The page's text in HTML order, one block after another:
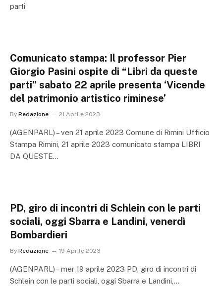
parti
Comunicato stampa: Il professor Pier
Giorgio Pasini ospite di “Libri da queste
parti” sabato 22 aprile presenta ‘Vicende
del patrimonio artistico riminese’
By Redazione 21 Aprile 2023
(AGENPARL) – ven 21 aprile 2023 Comune di Rimini Ufficio
Stampa Rimini, 21 aprile 2023 comunicato stampa LIBRI
DA QUESTE…
PD, giro di incontri di Schlein con le parti
sociali, oggi Sbarra e Landini, venerdì
Bombardieri
By Redazione 19 Aprile 2023
(AGENPARL) – mer 19 aprile 2023 PD, giro di incontri di
Schlein con le parti sociali, oggi Sbarra e Landini,…